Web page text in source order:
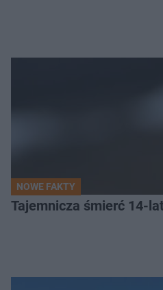
NOWE FAKTY
Tajemnicza śmierć 14-